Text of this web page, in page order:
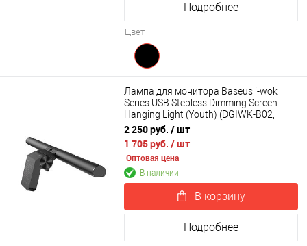
Подробнее
Цвет
Лампа для монитора Baseus i-wok
Series USB Stepless Dimming Screen
Hanging Light (Youth) (DGIWK-B02,
DGIWK-B01)
2 250 руб. / шт
1 705 руб. / шт
Оптовая цена
В наличии
В корзину
Подробнее